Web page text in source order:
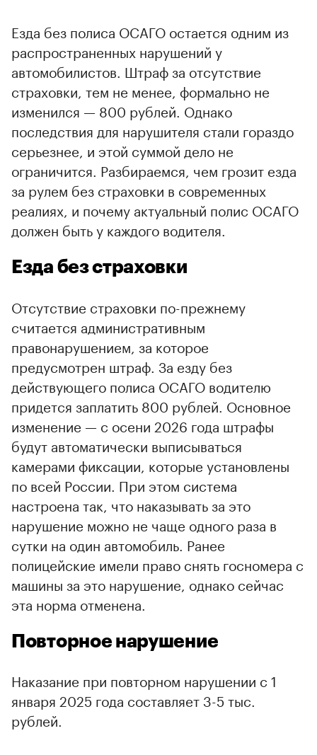
Езда без полиса ОСАГО остается одним из
распространенных нарушений у
автомобилистов. Штраф за отсутствие
страховки, тем не менее, формально не
изменился — 800 рублей. Однако
последствия для нарушителя стали гораздо
серьезнее, и этой суммой дело не
ограничится. Разбираемся, чем грозит езда
за рулем без страховки в современных
реалиях, и почему актуальный полис ОСАГО
должен быть у каждого водителя.
Езда без страховки
Отсутствие страховки по-прежнему
считается административным
правонарушением, за которое
предусмотрен штраф. За езду без
действующего полиса ОСАГО водителю
придется заплатить 800 рублей. Основное
изменение — с осени 2026 года штрафы
будут автоматически выписываться
камерами фиксации, которые установлены
по всей России. При этом система
настроена так, что наказывать за это
нарушение можно не чаще одного раза в
сутки на один автомобиль. Ранее
полицейские имели право снять госномера с
машины за это нарушение, однако сейчас
эта норма отменена.
Повторное нарушение
Наказание при повторном нарушении с 1
января 2025 года составляет 3-5 тыс.
рублей.